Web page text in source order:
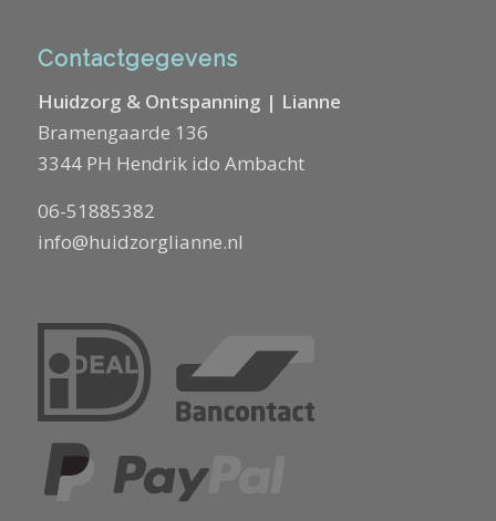
Contactgegevens
Huidzorg & Ontspanning | Lianne
Bramengaarde 136
3344 PH Hendrik ido Ambacht
06-51885382
info@huidzorglianne.nl